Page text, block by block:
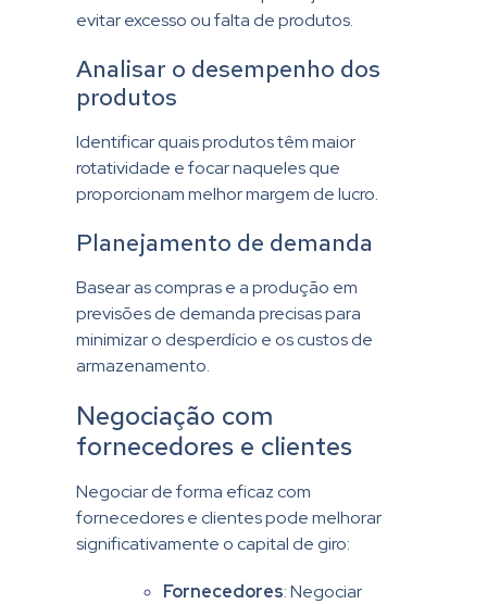
evitar excesso ou falta de produtos.
Analisar o desempenho dos
produtos
Identificar quais produtos têm maior
rotatividade e focar naqueles que
proporcionam melhor margem de lucro.
Planejamento de demanda
Basear as compras e a produção em
previsões de demanda precisas para
minimizar o desperdício e os custos de
armazenamento.
Negociação com
fornecedores e clientes
Negociar de forma eficaz com
fornecedores e clientes pode melhorar
significativamente o capital de giro:
Fornecedores: Negociar